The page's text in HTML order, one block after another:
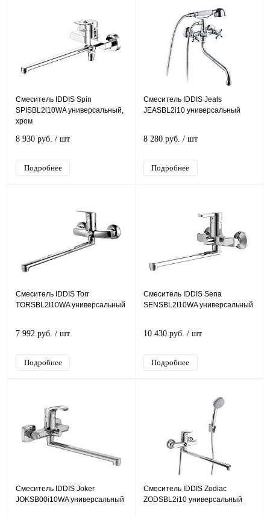
Смеситель IDDIS Spin
SPISBL2i10WA универсальный,
хром
8 930 руб. / шт
Подробнее
Смеситель IDDIS Jeals
JEASBL2i10 универсальный
8 280 руб. / шт
Подробнее
Смеситель IDDIS Torr
TORSBL2I10WA универсальный
7 992 руб. / шт
Подробнее
Смеситель IDDIS Sena
SENSBL2I10WA универсальный
10 430 руб. / шт
Подробнее
Смеситель IDDIS Joker
JOKSB00i10WA универсальный
Смеситель IDDIS Zodiac
ZODSBL2i10 универсальный